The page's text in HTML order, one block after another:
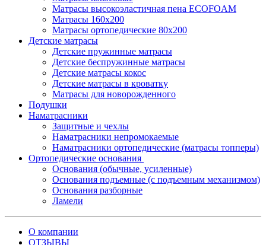
Матрасы высокоэластичная пена ECOFOAM
Матрасы 160х200
Матрасы ортопедические 80х200
Детские матрасы
Детские пружинные матрасы
Детские беспружинные матрасы
Детские матрасы кокос
Детские матрасы в кроватку
Матрасы для новорожденного
Подушки
Наматрасники
Защитные и чехлы
Наматрасники непромокаемые
Наматрасники ортопедические (матрасы топперы)
Ортопедические основания
Основания (обычные, усиленные)
Основания подъемные (с подъемным механизмом)
Основания разборные
Ламели
О компании
ОТЗЫВЫ